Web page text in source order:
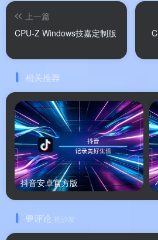
💰 版本说明
Glary Malware Hunter 提供 免费版
💡免费版
：
提供恶意软件扫描（快速/
义）、磁盘清理、系统加
使用限制：部分高级功能
护、计划扫描）仅限 Pro
上一篇
CPU-Z Windows技嘉定制版
相关推荐
抖音安卓官方版
💬评论 抢沙发